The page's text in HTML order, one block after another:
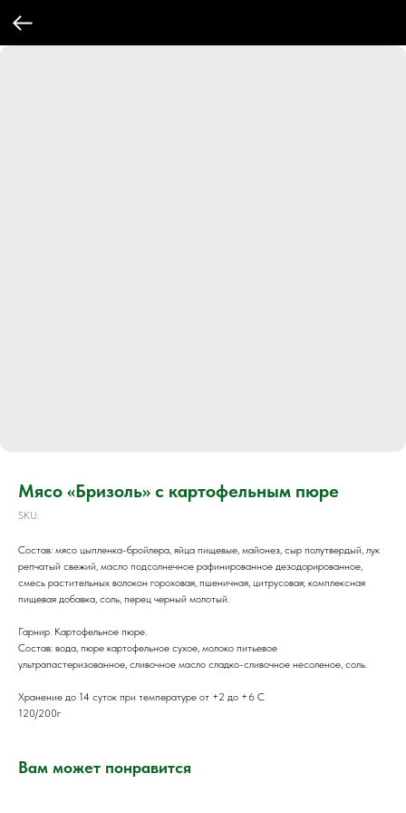
Мясо «Бризоль» с картофельным пюре
SKU:
Состав: мясо цыпленка-бройлера, яйца пищевые, майонез, сыр полутвердый, лук
репчатый свежий, масло подсолнечное рафинированное дезодорированное,
смесь растительных волокон гороховая, пшеничная, цитрусовая; комплексная
пищевая добавка, соль, перец черный молотый.
Гарнир. Картофельное пюре.
Состав: вода, пюре картофельное сухое, молоко питьевое
ультрапастеризованное, сливочное масло сладко-сливочное несоленое, соль.
Хранение до 14 суток при температуре от +2 до +6 С
120/200г
Вам может понравится